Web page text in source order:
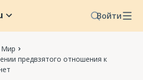
Войти
Мир
предвзятого отношения к